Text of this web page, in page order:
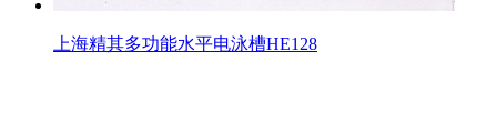
上海精其多功能水平电泳槽HE128